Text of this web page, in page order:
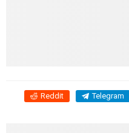
Reddit Telegram